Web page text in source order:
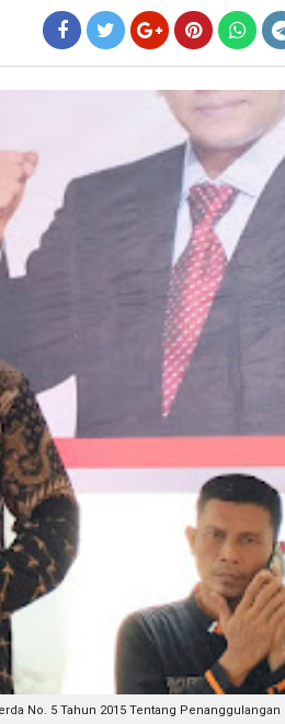
erda No. 5 Tahun 2015 Tentang Penanggulangan